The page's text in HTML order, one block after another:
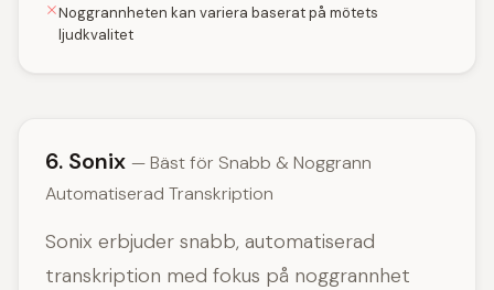
Noggrannheten kan variera baserat på mötets
ljudkvalitet
6. Sonix — Bäst för Snabb & Noggrann
Automatiserad Transkription
Sonix erbjuder snabb, automatiserad
transkription med fokus på noggrannhet